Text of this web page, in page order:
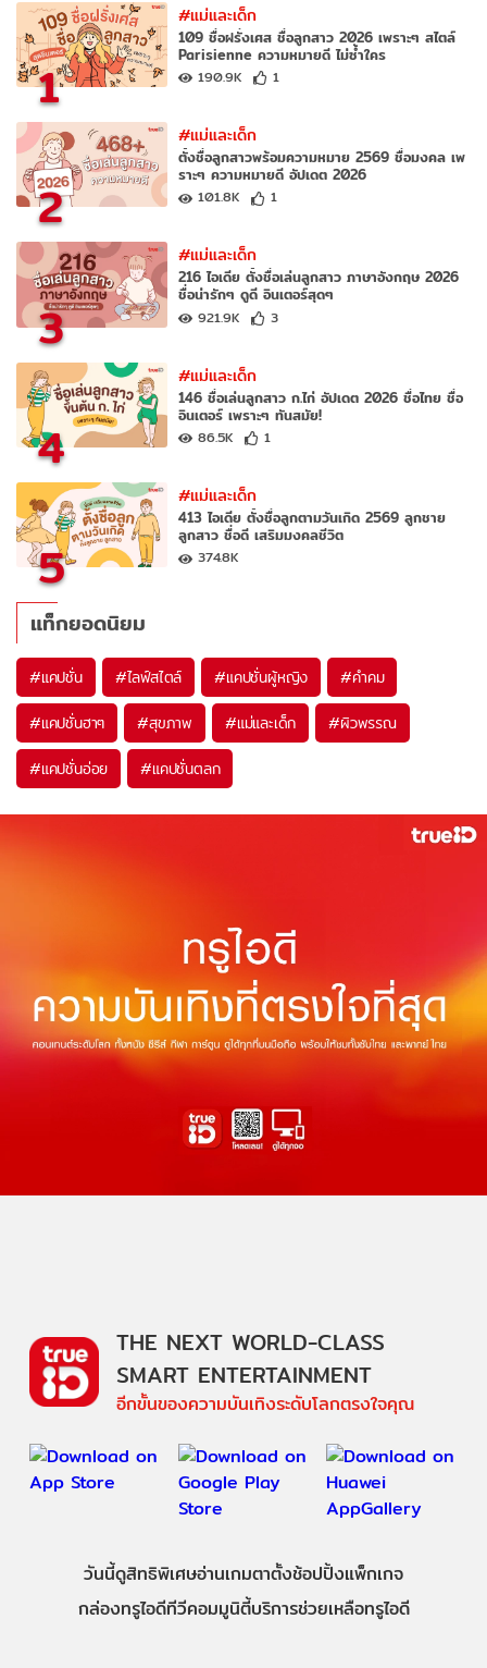
1
#แม่และเด็ก
109 ชื่อฝรั่งเศส ชื่อลูกสาว 2026 เพราะๆ สไตล์
Parisienne ความหมายดี ไม่ซ้ำใคร
190.9K 1
2
#แม่และเด็ก
ตั้งชื่อลูกสาวพร้อมความหมาย 2569 ชื่อมงคล เพ
ราะๆ ความหมายดี อัปเดต 2026
101.8K 1
3
#แม่และเด็ก
216 ไอเดีย ตั้งชื่อเล่นลูกสาว ภาษาอังกฤษ 2026
ชื่อน่ารักๆ ดูดี อินเตอร์สุดๆ
921.9K 3
4
#แม่และเด็ก
146 ชื่อเล่นลูกสาว ก.ไก่ อัปเดต 2026 ชื่อไทย ชื่อ
อินเตอร์ เพราะๆ ทันสมัย!
86.5K 1
5
#แม่และเด็ก
413 ไอเดีย ตั้งชื่อลูกตามวันเกิด 2569 ลูกชาย
ลูกสาว ชื่อดี เสริมมงคลชีวิต
374.8K
แท็กยอดนิยม
#แคปชั่น #ไลฟ์สไตล์ #แคปชั่นผู้หญิง #คำคม
#แคปชั่นฮาๆ #สุขภาพ #แม่และเด็ก #ผิวพรรณ
#แคปชั่นอ่อย #แคปชั่นตลก
THE NEXT WORLD-CLASS
SMART ENTERTAINMENT
อีกขั้นของความบันเทิงระดับโลกตรงใจคุณ
วันนี้ดูสิทธิพิเศษอ่านเกมตาตั้งช้อปปิ้งแพ็กเกจ
กล่องทรูไอดีทีวีคอมมูนิตี้บริการช่วยเหลือทรูไอดี